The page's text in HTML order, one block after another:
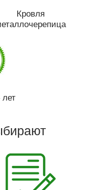
Кровля
лет